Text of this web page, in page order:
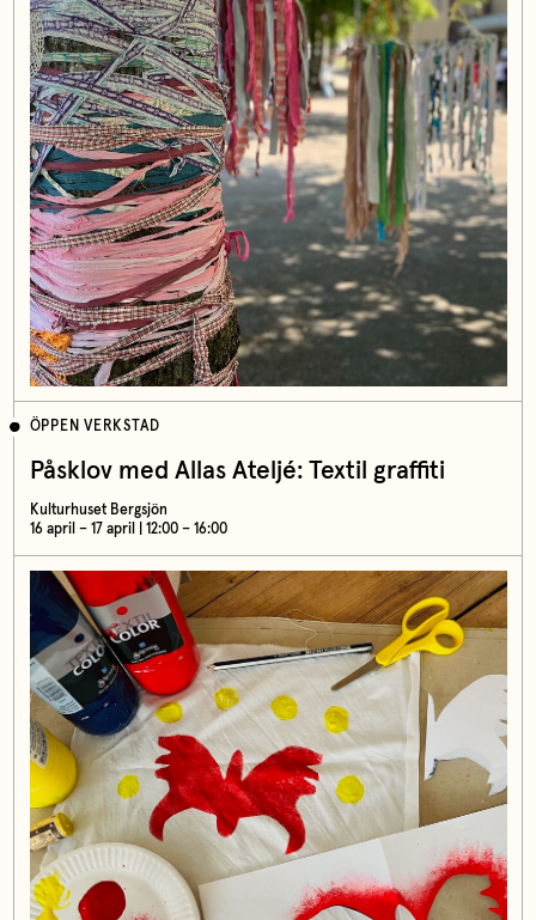
ÖPPEN VERKSTAD
Påsklov med Allas Ateljé: Textil graffiti
Kulturhuset Bergsjön
16 april – 17 april | 12:00 – 16:00